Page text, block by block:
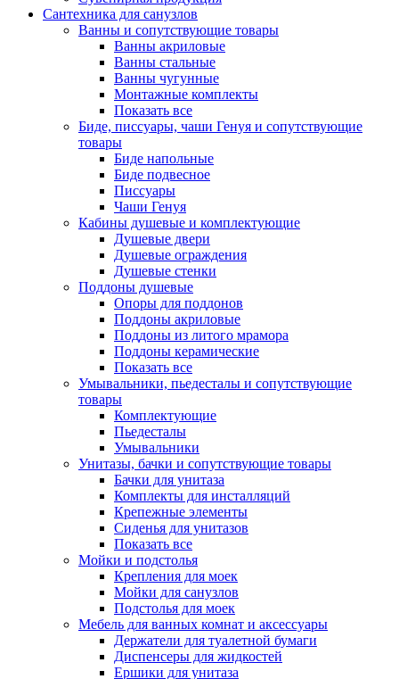
Сантехника для санузлов
Ванны и сопутствующие товары
Ванны акриловые
Ванны стальные
Ванны чугунные
Монтажные комплекты
Показать все
Биде, писсуары, чаши Генуя и сопутствующие
товары
Биде напольные
Биде подвесное
Писсуары
Чаши Генуя
Кабины душевые и комплектующие
Душевые двери
Душевые ограждения
Душевые стенки
Поддоны душевые
Опоры для поддонов
Поддоны акриловые
Поддоны из литого мрамора
Поддоны керамические
Показать все
Умывальники, пьедесталы и сопутствующие
товары
Комплектующие
Пьедесталы
Умывальники
Унитазы, бачки и сопутствующие товары
Бачки для унитаза
Комплекты для инсталляций
Крепежные элементы
Сиденья для унитазов
Показать все
Мойки и подстолья
Крепления для моек
Мойки для санузлов
Подстолья для моек
Мебель для ванных комнат и аксессуары
Держатели для туалетной бумаги
Диспенсеры для жидкостей
Ершики для унитаза